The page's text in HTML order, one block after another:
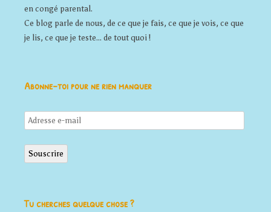
en congé parental.
Ce blog parle de nous, de ce que je fais, ce que je vois, ce que
je lis, ce que je teste... de tout quoi !
Abonne-toi pour ne rien manquer
Adresse
e-
mail
Souscrire
Tu cherches quelque chose ?